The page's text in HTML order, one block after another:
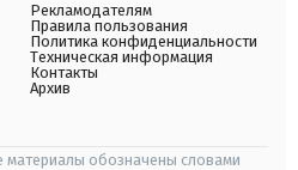
Рекламодателям
Правила пользования
Политика конфиденциальности
Техническая информация
Контакты
Архив
материалы обозначены словами